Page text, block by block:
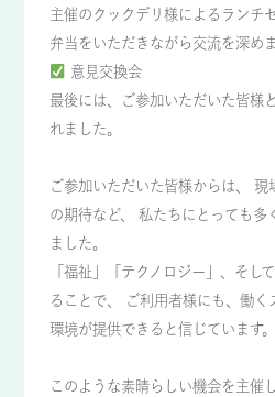
主催のクックデリ様によるランチ
弁当をいただきながら交流を深めま
意見交換会
最後には、ご参加いただいた皆様
れました。
ご参加いただいた皆様からは、
の期待など、 私たちにとっても多
ました。
「福祉」「テクノロジー」、そし
ることで、 ご利用者様にも、働く
環境が提供できると信じています。
このような素晴らしい機会を主催